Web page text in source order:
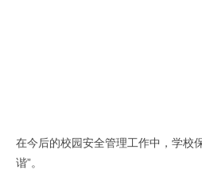
在今后的校园安全管理工作中，学校
谐”。